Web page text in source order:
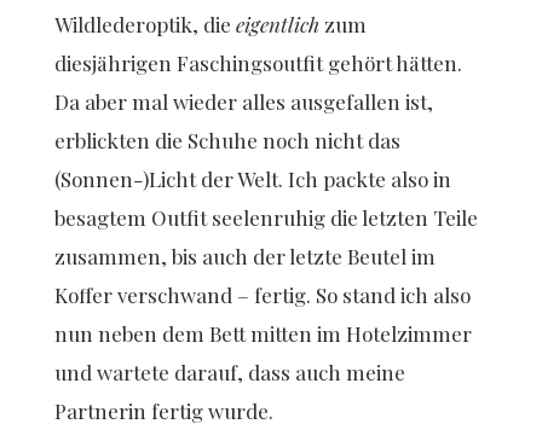
Wildlederoptik, die eigentlich zum
diesjährigen Faschingsoutfit gehört hätten.
Da aber mal wieder alles ausgefallen ist,
erblickten die Schuhe noch nicht das
(Sonnen-)Licht der Welt. Ich packte also in
besagtem Outfit seelenruhig die letzten Teile
zusammen, bis auch der letzte Beutel im
Koffer verschwand – fertig. So stand ich also
nun neben dem Bett mitten im Hotelzimmer
und wartete darauf, dass auch meine
Partnerin fertig wurde.